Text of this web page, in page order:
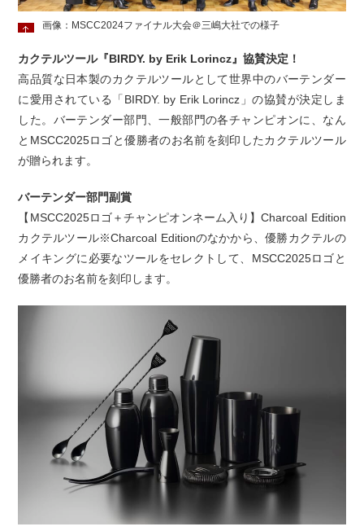
画像：MSCC2024ファイナル大会＠三嶋大社での様子
カクテルツール『BIRDY. by Erik Lorincz』協賛決定！
高品質な日本製のカクテルツールとして世界中のバーテンダー
に愛用されている「BIRDY. by Erik Lorincz」の協賛が決定しま
した。バーテンダー部門、一般部門の各チャンピオンに、なん
とMSCC2025ロゴと優勝者のお名前を刻印したカクテルツール
が贈られます。
バーテンダー部門副賞
【MSCC2025ロゴ＋チャンピオンネーム入り】Charcoal Edition
カクテルツール※Charcoal Editionのなかから、優勝カクテルの
メイキングに必要なツールをセレクトして、MSCC2025ロゴと
優勝者のお名前を刻印します。